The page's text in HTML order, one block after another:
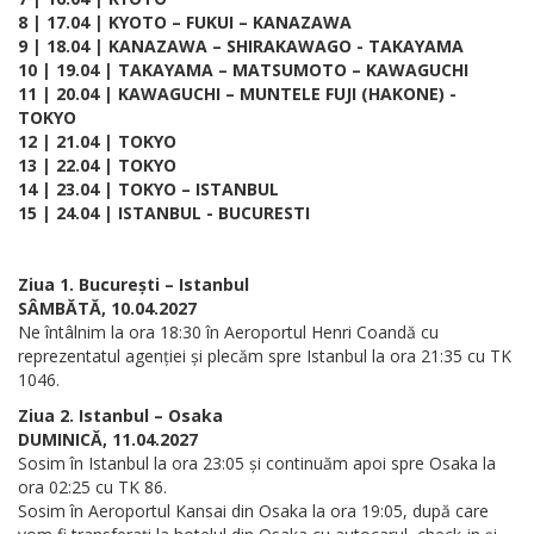
8 | 17.04 | KYOTO – FUKUI – KANAZAWA
9 | 18.04 | KANAZAWA – SHIRAKAWAGO - TAKAYAMA
10 | 19.04 | TAKAYAMA – MATSUMOTO – KAWAGUCHI
11 | 20.04 | KAWAGUCHI – MUNTELE FUJI (HAKONE) -
TOKYO
12 | 21.04 | TOKYO
13 | 22.04 | TOKYO
14 | 23.04 | TOKYO – ISTANBUL
15 | 24.04 | ISTANBUL - BUCURESTI
Ziua 1. București – Istanbul
SÂMBĂTĂ, 10.04.2027
Ne întâlnim la ora 18:30 în Aeroportul Henri Coandă cu
reprezentatul agenției și plecăm spre Istanbul la ora 21:35 cu TK
1046.
Ziua 2. Istanbul – Osaka
DUMINICĂ, 11.04.2027
Sosim în Istanbul la ora 23:05 și continuăm apoi spre Osaka la
ora 02:25 cu TK 86.
Sosim în Aeroportul Kansai din Osaka la ora 19:05, după care